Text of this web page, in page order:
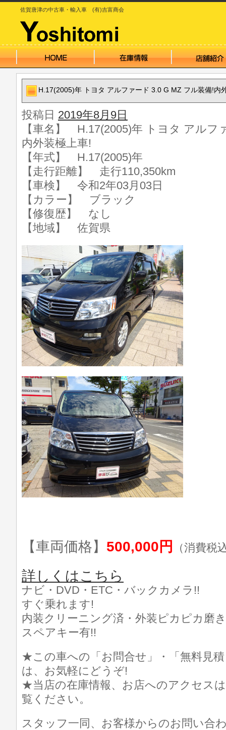
佐賀唐津の中古車・輸入車 (有)吉富商会
H.17(2005)年 トヨタ アルファード 3.0 G MZ フル装備!内
投稿日 2019年8月9日
【車名】 H.17(2005)年 トヨタ アルフ
内外装極上車!
【年式】 H.17(2005)年
【走行距離】 走行110,350km
【車検】 令和2年03月03日
【カラー】 ブラック
【修復歴】 なし
【地域】 佐賀県
【車両価格】 500,000円 （消費税
詳しくはこちら
ナビ・DVD・ETC・バックカメラ!!
すぐ乗れます!
内装クリーニング済・外装ピカピカ磨
スペアキー有!!
★この車への「お問合せ」・「無料見
は、お気軽にどうぞ!
★当店の在庫情報、お店へのアクセス
覧ください。
スタッフ一同、お客様からのお問い合